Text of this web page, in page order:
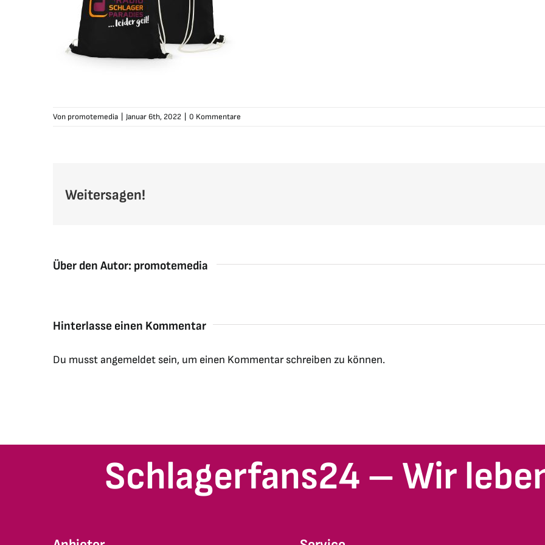
Von promotemedia Januar 6th, 2022 0 Kommentare
Weitersagen!
Über den Autor: promotemedia
Hinterlasse einen Kommentar
Du musstangemeldet sein, um einen Kommentar schreiben zu können.
Schlagerfans24 – Wir